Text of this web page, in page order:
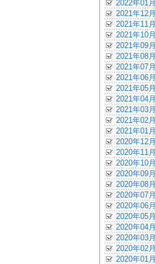
2022年01月
2021年12月
2021年11月
2021年10月
2021年09月
2021年08月
2021年07月
2021年06月
2021年05月
2021年04月
2021年03月
2021年02月
2021年01月
2020年12月
2020年11月
2020年10月
2020年09月
2020年08月
2020年07月
2020年06月
2020年05月
2020年04月
2020年03月
2020年02月
2020年01月